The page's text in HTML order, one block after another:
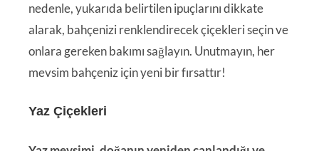
nedenle, yukarıda belirtilen ipuçlarını dikkate
alarak, bahçenizi renklendirecek çiçekleri seçin ve
onlara gereken bakımı sağlayın. Unutmayın, her
mevsim bahçeniz için yeni bir fırsattır!
Yaz Çiçekleri